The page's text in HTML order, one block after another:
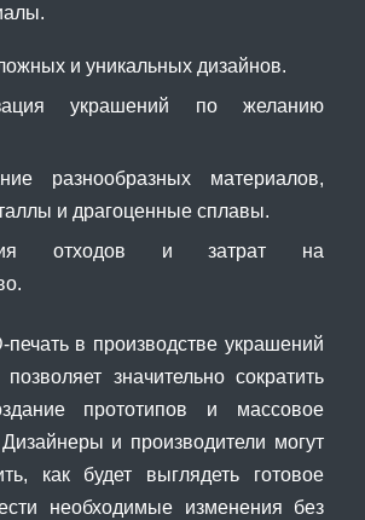
и уникальных дизайнов.
украшений по желанию
разнообразных материалов,
и драгоценные сплавы.
отходов и затрат на
печать в производстве украшений
значительно сократить
прототипов и массовое
и производители могут
как будет выглядеть готовое
необходимые изменения без